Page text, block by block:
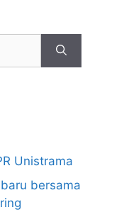
Unistrama
bersama